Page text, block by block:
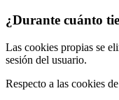
¿Durante cuánto
Las cookies propias se
sesión del usuario.
Respecto a las cookies